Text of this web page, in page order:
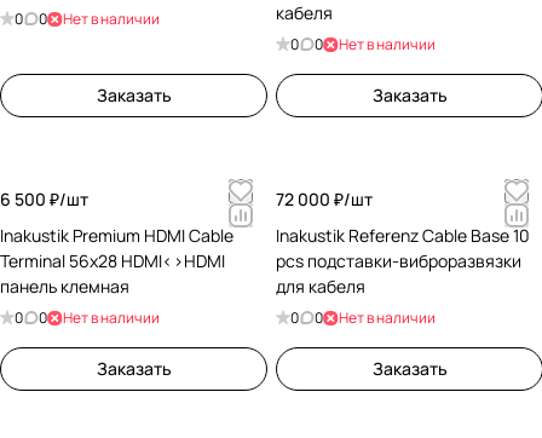
0 0 Нет в наличии
Заказать
кабеля
0 0 Нет в наличии
Заказать
6 500 ₽/шт
Inakustik Premium HDMI Cable
Terminal 56x28 HDMI<>HDMI
панель клемная
0 0 Нет в наличии
Заказать
72 000 ₽/шт
Inakustik Referenz Cable Base 10
pcs подставки-виброразвязки
для кабеля
0 0 Нет в наличии
Заказать